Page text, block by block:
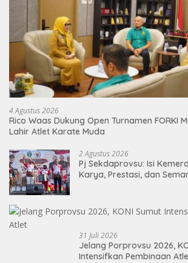
4 Agustus 2026
Rico Waas Dukung Open Turnamen FORKI
Lahir Atlet Karate Muda
2 Agustus 2026
Pj Sekdaprovsu: Isi
Karya, Prestasi, dan
31 Juli 2026
Jelang Porprovsu 2026,
Intensifkan Pembinaan